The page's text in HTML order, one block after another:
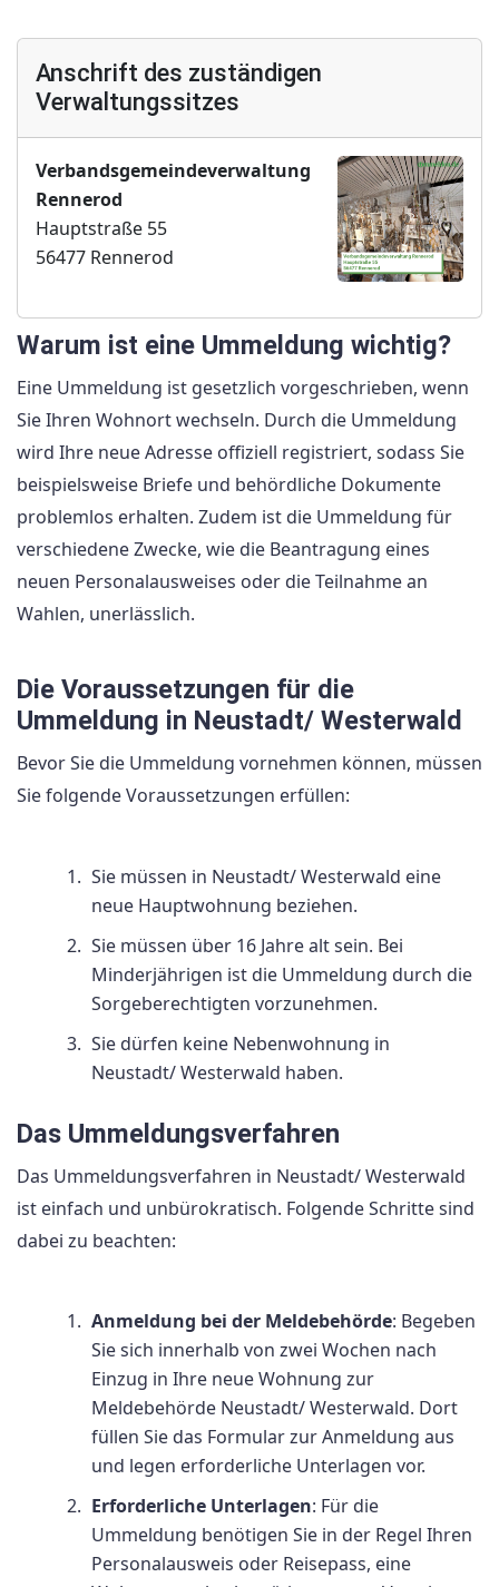
Anschrift des zuständigen
Verwaltungssitzes
Verbandsgemeindeverwaltung
Rennerod
Hauptstraße 55
56477 Rennerod
Warum ist eine Ummeldung wichtig?
Eine Ummeldung ist gesetzlich vorgeschrieben, wenn
Sie Ihren Wohnort wechseln. Durch die Ummeldung
wird Ihre neue Adresse offiziell registriert, sodass Sie
beispielsweise Briefe und behördliche Dokumente
problemlos erhalten. Zudem ist die Ummeldung für
verschiedene Zwecke, wie die Beantragung eines
neuen Personalausweises oder die Teilnahme an
Wahlen, unerlässlich.
Die Voraussetzungen für die
Ummeldung in Neustadt/ Westerwald
Bevor Sie die Ummeldung vornehmen können, müssen
Sie folgende Voraussetzungen erfüllen:
Sie müssen in Neustadt/ Westerwald eine
neue Hauptwohnung beziehen.
Sie müssen über 16 Jahre alt sein. Bei
Minderjährigen ist die Ummeldung durch die
Sorgeberechtigten vorzunehmen.
Sie dürfen keine Nebenwohnung in
Neustadt/ Westerwald haben.
Das Ummeldungsverfahren
Das Ummeldungsverfahren in Neustadt/ Westerwald
ist einfach und unbürokratisch. Folgende Schritte sind
dabei zu beachten:
Anmeldung bei der Meldebehörde: Begeben
Sie sich innerhalb von zwei Wochen nach
Einzug in Ihre neue Wohnung zur
Meldebehörde Neustadt/ Westerwald. Dort
füllen Sie das Formular zur Anmeldung aus
und legen erforderliche Unterlagen vor.
Erforderliche Unterlagen: Für die
Ummeldung benötigen Sie in der Regel Ihren
Personalausweis oder Reisepass, eine